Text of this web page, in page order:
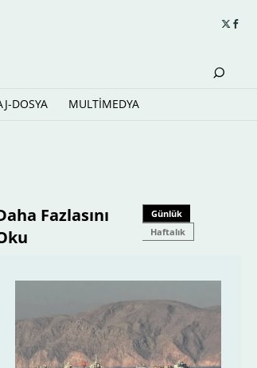
DOSYA MULTİMEDYA
Fazlasını
Günlük
Haftalık